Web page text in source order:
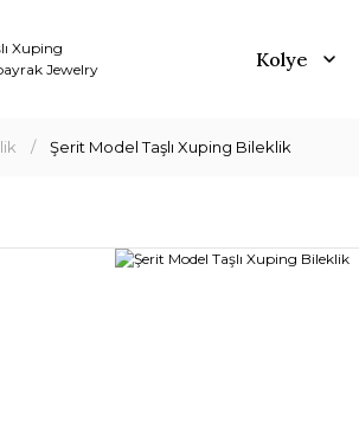
Kolye
Şerit Model Taşlı Xuping Bileklik